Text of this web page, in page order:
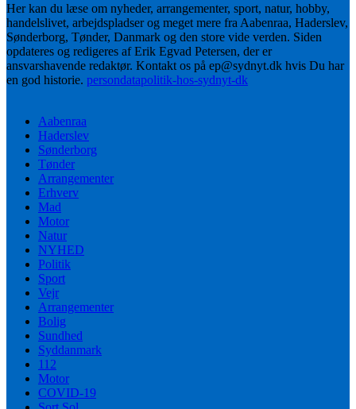
Her kan du læse om nyheder, arrangementer, sport, natur, hobby,
handelslivet, arbejdspladser og meget mere fra Aabenraa, Haderslev,
Sønderborg, Tønder, Danmark og den store vide verden. Siden
opdateres og redigeres af Erik Egvad Petersen, der er
ansvarshavende redaktør. Kontakt os på ep@sydnyt.dk hvis Du har
en god historie. persondatapolitik-hos-sydnyt-dk
Aabenraa
Haderslev
Sønderborg
Tønder
Arrangementer
Erhverv
Mad
Motor
Natur
NYHED
Politik
Sport
Vejr
Arrangementer
Bolig
Sundhed
Syddanmark
112
Motor
COVID-19